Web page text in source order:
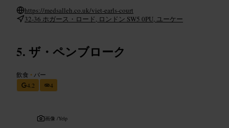
https://medsalleh.co.uk/viet-earls-court
32-36 ホガース・ロード, ロンドン SW5 0PU, ユーケー
ザ・ペンブローク
飲食 • バー
4.2
4
画像 /Yelp